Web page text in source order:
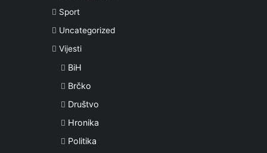
Sport
Uncategorized
Vijesti
BiH
Brčko
Društvo
Hronika
Politika